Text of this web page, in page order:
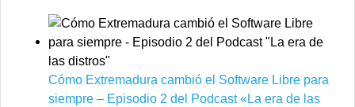
Cómo Extremadura cambió el Software Libre para
siempre – Episodio 2 del Podcast «La era de las